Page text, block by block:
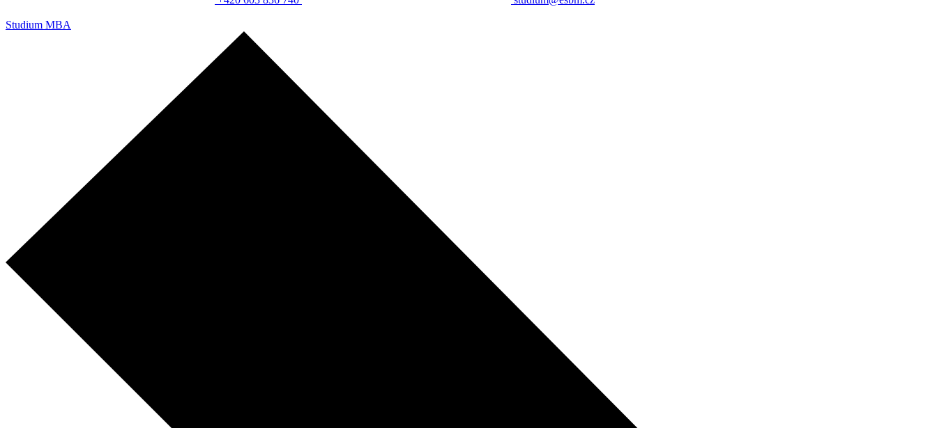
Studium MBA